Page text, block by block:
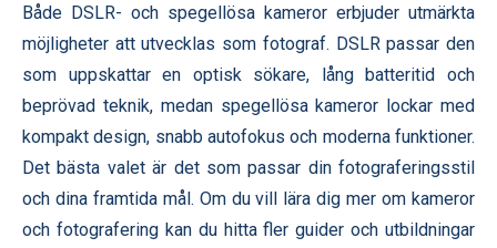
Både DSLR- och spegellösa kameror erbjuder utmärkta
möjligheter att utvecklas som fotograf. DSLR passar den
som uppskattar en optisk sökare, lång batteritid och
beprövad teknik, medan spegellösa kameror lockar med
kompakt design, snabb autofokus och moderna funktioner.
Det bästa valet är det som passar din fotograferingsstil
och dina framtida mål. Om du vill lära dig mer om kameror
och fotografering kan du hitta fler guider och utbildningar